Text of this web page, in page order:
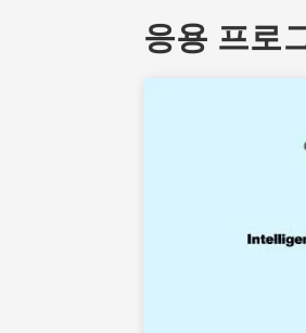
응용 프로